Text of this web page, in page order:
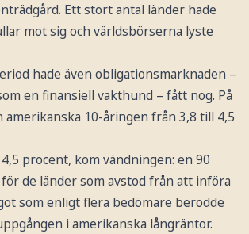
Ett stort antal länder hade
mot sig och världsbörserna lyste
hade även obligationsmarknaden –
en finansiell vakthund – fått nog. På
10-åringen från 3,8 till 4,5
procent, kom vändningen: en 90
de länder som avstod från att införa
som enligt flera bedömare berodde
i amerikanska långräntor.